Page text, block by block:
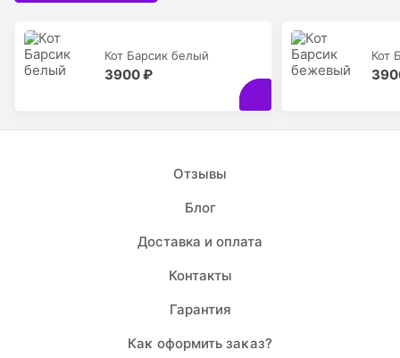
Кот Барсик белый
3900 ₽
Кот
Отзывы
Блог
Доставка и оплата
Контакты
Гарантия
Каĸ оформить заĸаз?